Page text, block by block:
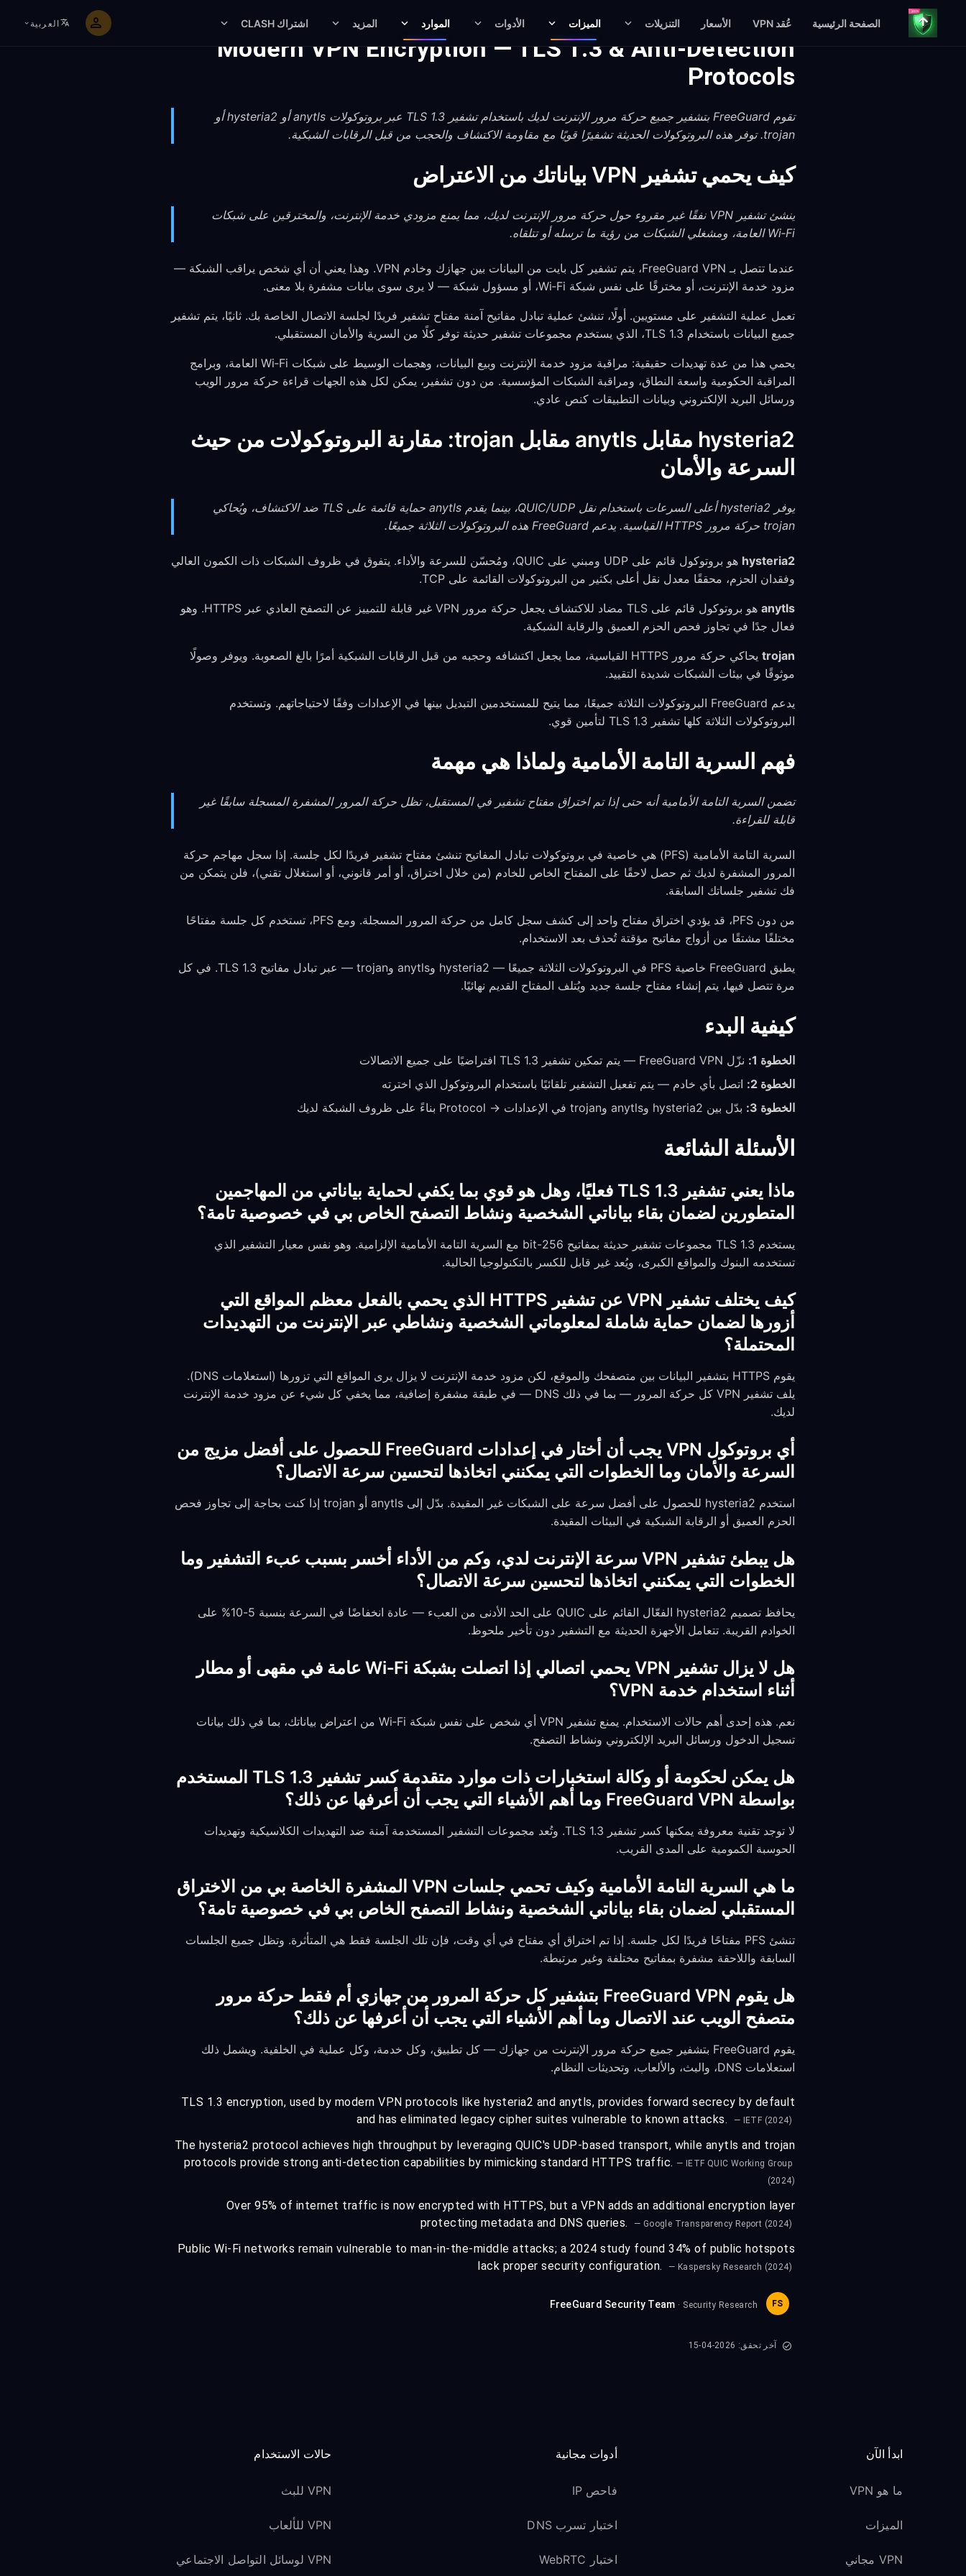
الصفحة الرئيسية عُقد VPN الأسعار التنزيلات الميزات الأدوات الموارد المزيد اشتراك CLASH العربية
Modern VPN Encryption — TLS 1.3 & Anti-Detection
Protocols
تقوم FreeGuard بتشفير جميع حركة مرور الإنترنت لديك باستخدام تشفير TLS 1.3 عبر بروتوكولات anytls أو hysteria2 أو
trojan. توفر هذه البروتوكولات الحديثة تشفيرًا قويًا مع مقاومة الاكتشاف والحجب من قبل الرقابات الشبكية.
كيف يحمي تشفير VPN بياناتك من الاعتراض
ينشئ تشفير VPN نفقًا غير مقروء حول حركة مرور الإنترنت لديك، مما يمنع مزودي خدمة الإنترنت، والمخترقين على شبكات
Wi‑Fi العامة، ومشغلي الشبكات من رؤية ما ترسله أو تتلقاه.
عندما تتصل بـ FreeGuard VPN، يتم تشفير كل بايت من البيانات بين جهازك وخادم VPN. وهذا يعني أن أي شخص يراقب الشبكة —
مزود خدمة الإنترنت، أو مخترقًا على نفس شبكة Wi‑Fi، أو مسؤول شبكة — لا يرى سوى بيانات مشفرة بلا معنى.
تعمل عملية التشفير على مستويين. أولًا، تنشئ عملية تبادل مفاتيح آمنة مفتاح تشفير فريدًا لجلسة الاتصال الخاصة بك. ثانيًا، يتم تشفير
جميع البيانات باستخدام TLS 1.3، الذي يستخدم مجموعات تشفير حديثة توفر كلًا من السرية والأمان المستقبلي.
يحمي هذا من عدة تهديدات حقيقية: مراقبة مزود خدمة الإنترنت وبيع البيانات، وهجمات الوسيط على شبكات Wi‑Fi العامة، وبرامج
المراقبة الحكومية واسعة النطاق، ومراقبة الشبكات المؤسسية. من دون تشفير، يمكن لكل هذه الجهات قراءة حركة مرور الويب
ورسائل البريد الإلكتروني وبيانات التطبيقات كنص عادي.
hysteria2 مقابل anytls مقابل trojan: مقارنة البروتوكولات من حيث
السرعة والأمان
يوفر hysteria2 أعلى السرعات باستخدام نقل QUIC/UDP، بينما يقدم anytls حماية قائمة على TLS ضد الاكتشاف، ويُحاكي
trojan حركة مرور HTTPS القياسية. يدعم FreeGuard هذه البروتوكولات الثلاثة جميعًا.
hysteria2
هو بروتوكول قائم على UDP ومبني على QUIC، ومُحسّن للسرعة والأداء. يتفوق في ظروف الشبكات ذات الكمون العالي
وفقدان الحزم، محققًا معدل نقل أعلى بكثير من البروتوكولات القائمة على TCP.
anytls
هو بروتوكول قائم على TLS مضاد للاكتشاف يجعل حركة مرور VPN غير قابلة للتمييز عن التصفح العادي عبر HTTPS. وهو
فعال جدًا في تجاوز فحص الحزم العميق والرقابة الشبكية.
trojan
يحاكي حركة مرور HTTPS القياسية، مما يجعل اكتشافه وحجبه من قبل الرقابات الشبكية أمرًا بالغ الصعوبة. ويوفر وصولًا
موثوقًا في بيئات الشبكات شديدة التقييد.
يدعم FreeGuard البروتوكولات الثلاثة جميعًا، مما يتيح للمستخدمين التبديل بينها في الإعدادات وفقًا لاحتياجاتهم. وتستخدم
البروتوكولات الثلاثة كلها تشفير TLS 1.3 لتأمين قوي.
فهم السرية التامة الأمامية ولماذا هي مهمة
تضمن السرية التامة الأمامية أنه حتى إذا تم اختراق مفتاح تشفير في المستقبل، تظل حركة المرور المشفرة المسجلة سابقًا غير
قابلة للقراءة.
السرية التامة الأمامية (PFS) هي خاصية في بروتوكولات تبادل المفاتيح تنشئ مفتاح تشفير فريدًا لكل جلسة. إذا سجل مهاجم حركة
المرور المشفرة لديك ثم حصل لاحقًا على المفتاح الخاص للخادم (من خلال اختراق، أو أمر قانوني، أو استغلال تقني)، فلن يتمكن من
فك تشفير جلساتك السابقة.
من دون PFS، قد يؤدي اختراق مفتاح واحد إلى كشف سجل كامل من حركة المرور المسجلة. ومع PFS، تستخدم كل جلسة مفتاحًا
مختلفًا مشتقًا من أزواج مفاتيح مؤقتة تُحذف بعد الاستخدام.
يطبق FreeGuard خاصية PFS في البروتوكولات الثلاثة جميعًا — hysteria2 وanytls وtrojan — عبر تبادل مفاتيح TLS 1.3. في كل
مرة تتصل فيها، يتم إنشاء مفتاح جلسة جديد ويُتلف المفتاح القديم نهائيًا.
كيفية البدء
الخطوة 1:
نزّل FreeGuard VPN — يتم تمكين تشفير TLS 1.3 افتراضيًا على جميع الاتصالات
الخطوة 2:
اتصل بأي خادم — يتم تفعيل التشفير تلقائيًا باستخدام البروتوكول الذي اخترته
الخطوة 3:
بدّل بين hysteria2 وanytls وtrojan في الإعدادات → Protocol بناءً على ظروف الشبكة لديك
الأسئلة الشائعة
ماذا يعني تشفير TLS 1.3 فعليًا، وهل هو قوي بما يكفي لحماية بياناتي من المهاجمين
المتطورين لضمان بقاء بياناتي الشخصية ونشاط التصفح الخاص بي في خصوصية تامة؟
يستخدم TLS 1.3 مجموعات تشفير حديثة بمفاتيح 256-bit مع السرية التامة الأمامية الإلزامية. وهو نفس معيار التشفير الذي
تستخدمه البنوك والمواقع الكبرى، ويُعد غير قابل للكسر بالتكنولوجيا الحالية.
كيف يختلف تشفير VPN عن تشفير HTTPS الذي يحمي بالفعل معظم المواقع التي
أزورها لضمان حماية شاملة لمعلوماتي الشخصية ونشاطي عبر الإنترنت من التهديدات
المحتملة؟
يقوم HTTPS بتشفير البيانات بين متصفحك والموقع، لكن مزود خدمة الإنترنت لا يزال يرى المواقع التي تزورها (استعلامات DNS).
يلف تشفير VPN كل حركة المرور — بما في ذلك DNS — في طبقة مشفرة إضافية، مما يخفي كل شيء عن مزود خدمة الإنترنت
لديك.
أي بروتوكول VPN يجب أن أختار في إعدادات FreeGuard للحصول على أفضل مزيج من
السرعة والأمان وما الخطوات التي يمكنني اتخاذها لتحسين سرعة الاتصال؟
استخدم hysteria2 للحصول على أفضل سرعة على الشبكات غير المقيدة. بدّل إلى anytls أو trojan إذا كنت بحاجة إلى تجاوز فحص
الحزم العميق أو الرقابة الشبكية في البيئات المقيدة.
هل يبطئ تشفير VPN سرعة الإنترنت لدي، وكم من الأداء أخسر بسبب عبء التشفير وما
الخطوات التي يمكنني اتخاذها لتحسين سرعة الاتصال؟
يحافظ تصميم hysteria2 الفعّال القائم على QUIC على الحد الأدنى من العبء — عادة انخفاضًا في السرعة بنسبة 5-10% على
الخوادم القريبة. تتعامل الأجهزة الحديثة مع التشفير دون تأخير ملحوظ.
هل لا يزال تشفير VPN يحمي اتصالي إذا اتصلت بشبكة Wi‑Fi عامة في مقهى أو مطار
أثناء استخدام خدمة VPN؟
نعم. هذه إحدى أهم حالات الاستخدام. يمنع تشفير VPN أي شخص على نفس شبكة Wi‑Fi من اعتراض بياناتك، بما في ذلك بيانات
تسجيل الدخول ورسائل البريد الإلكتروني ونشاط التصفح.
هل يمكن لحكومة أو وكالة استخبارات ذات موارد متقدمة كسر تشفير TLS 1.3 المستخدم
بواسطة FreeGuard VPN وما أهم الأشياء التي يجب أن أعرفها عن ذلك؟
لا توجد تقنية معروفة يمكنها كسر تشفير TLS 1.3. وتُعد مجموعات التشفير المستخدمة آمنة ضد التهديدات الكلاسيكية وتهديدات
الحوسبة الكمومية على المدى القريب.
ما هي السرية التامة الأمامية وكيف تحمي جلسات VPN المشفرة الخاصة بي من الاختراق
المستقبلي لضمان بقاء بياناتي الشخصية ونشاط التصفح الخاص بي في خصوصية تامة؟
تنشئ PFS مفتاحًا فريدًا لكل جلسة. إذا تم اختراق أي مفتاح في أي وقت، فإن تلك الجلسة فقط هي المتأثرة. وتظل جميع الجلسات
السابقة واللاحقة مشفرة بمفاتيح مختلفة وغير مرتبطة.
هل يقوم FreeGuard VPN بتشفير كل حركة المرور من جهازي أم فقط حركة مرور
متصفح الويب عند الاتصال وما أهم الأشياء التي يجب أن أعرفها عن ذلك؟
يقوم FreeGuard بتشفير جميع حركة مرور الإنترنت من جهازك — كل تطبيق، وكل خدمة، وكل عملية في الخلفية. ويشمل ذلك
استعلامات DNS، والبث، والألعاب، وتحديثات النظام.
TLS 1.3 encryption, used by modern VPN protocols like hysteria2 and anytls, provides forward secrecy by default
and has eliminated legacy cipher suites vulnerable to known attacks.
— IETF (2024)
The hysteria2 protocol achieves high throughput by leveraging QUIC's UDP-based transport, while anytls and trojan
protocols provide strong anti-detection capabilities by mimicking standard HTTPS traffic. — IETF QUIC Working Group
(2024)
Over 95% of internet traffic is now encrypted with HTTPS, but a VPN adds an additional encryption layer
protecting metadata and DNS queries.
— Google Transparency Report (2024)
Public Wi-Fi networks remain vulnerable to man-in-the-middle attacks; a 2024 study found 34% of public hotspots
lack proper security configuration.
— Kaspersky Research (2024)
FS
FreeGuard Security Team · Security Research
آخر تحقق: 2026-04-15
ابدأ الآن
ما هو VPN
الميزات
VPN مجاني
أدوات مجانية
فاحص IP
اختبار تسرب DNS
اختبار WebRTC
حالات الاستخدام
VPN للبث
VPN للألعاب
VPN لوسائل التواصل الاجتماعي